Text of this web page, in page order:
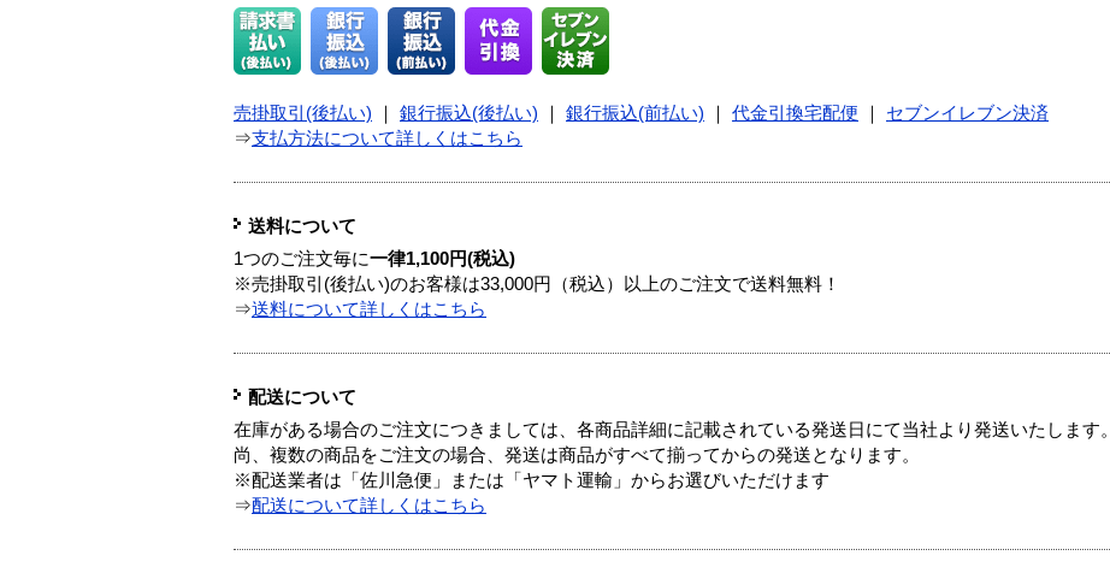
売掛取引(後払い) 銀行振込(後払い) 銀行振込(前払い) 代金引換宅配便
セブンイレブン決済
⇒支払方法について詳しくはこちら
送料について
1つのご注文毎に一律1,100円(税込)
※売掛取引(後払い)のお客様は33,000円（税込）以上のご注文で送料無料！
⇒送料について詳しくはこちら
配送について
在庫がある場合のご注文につきましては、各商品詳細に記載されている発送日にて当社より発送いたします。
尚、複数の商品をご注文の場合、発送は商品がすべて揃ってからの発送となります。
※配送業者は「佐川急便」または「ヤマト運輸」からお選びいただけます
⇒配送について詳しくはこちら